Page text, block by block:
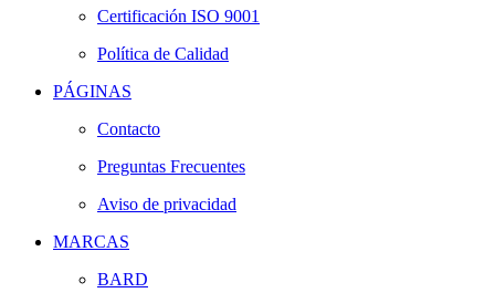
Certificación ISO 9001
Política de Calidad
PÁGINAS
Contacto
Preguntas Frecuentes
Aviso de privacidad
MARCAS
BARD